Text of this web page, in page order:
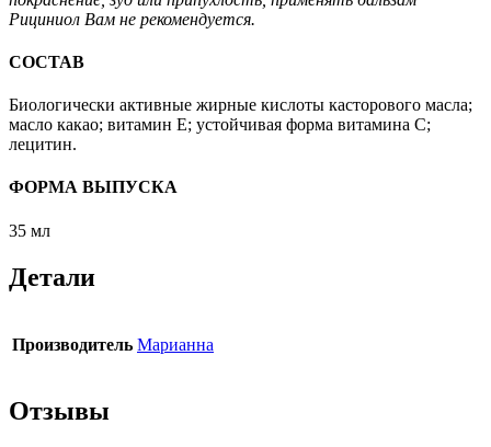
Рициниол Вам не рекомендуется.
СОСТАВ
Биологически активные жирные кислоты касторового масла;
масло какао; витамин Е; устойчивая форма витамина С;
лецитин.
ФОРМА ВЫПУСКА
35 мл
Детали
Производитель Марианна
Отзывы